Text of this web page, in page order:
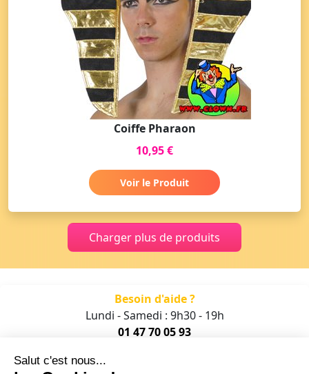
Coiffe Pharaon
10,95 €
Voir le Produit
Charger plus de produits
Besoin d'aide ?
Lundi - Samedi : 9h30 - 19h
01 47 70 05 93